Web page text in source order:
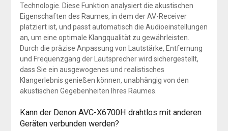
Technologie. Diese Funktion analysiert die akustischen
Eigenschaften des Raumes, in dem der AV-Receiver
platziert ist, und passt automatisch die Audioeinstellungen
an, um eine optimale Klangqualität zu gewährleisten.
Durch die präzise Anpassung von Lautstärke, Entfernung
und Frequenzgang der Lautsprecher wird sichergestellt,
dass Sie ein ausgewogenes und realistisches
Klangerlebnis genießen können, unabhängig von den
akustischen Gegebenheiten Ihres Raumes.
Kann der Denon AVC-X6700H drahtlos mit anderen
Geräten verbunden werden?